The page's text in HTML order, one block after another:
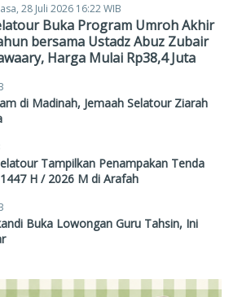
28 Juli 2026 16:22 WIB
Buka Program Umroh Akhir
bersama Ustadz Abuz Zubair
Harga Mulai Rp38,4 Juta
di Madinah, Jemaah Selatour Ziarah
Tampilkan Penampakan Tenda
H / 2026 M di Arafah
Buka Lowongan Guru Tahsin, Ini